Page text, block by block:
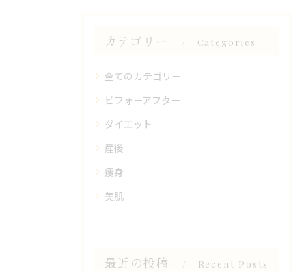
カテゴリー Categories
全てのカテゴリー
ビフォーアフター
ダイエット
産後
痩身
美肌
最近の投稿 Recent Posts